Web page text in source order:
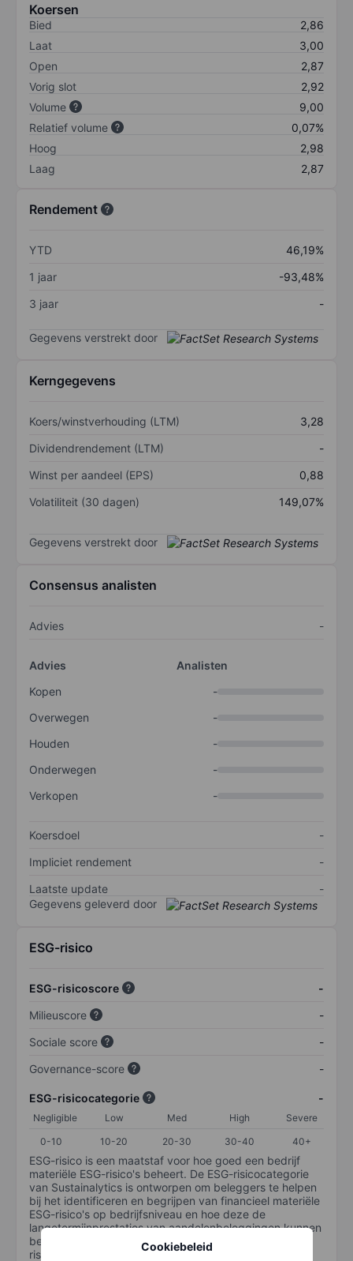
Cookiebeleid
Koersen
Bied
2,86
Laat
3,00
Open
2,87
Vorig slot
2,92
Volume
9,00
Relatief volume
0,07%
Hoog
2,98
Laag
2,87
Rendement
YTD
46,19%
1 jaar
-93,48%
3 jaar
-
Gegevens verstrekt door
Kerngegevens
Koers/winstverhouding (LTM)
3,28
Dividendrendement (LTM)
-
Winst per aandeel (EPS)
0,88
Volatiliteit (30 dagen)
149,07%
Gegevens verstrekt door
Consensus analisten
Advies -
Advies
Analisten
Kopen
-
Overwegen
-
Houden
-
Onderwegen
-
Verkopen
-
Koersdoel
-
Impliciet rendement
-
Laatste update
-
Gegevens geleverd door
ESG-risico
ESG-risicoscore
-
Milieuscore
-
Sociale score
-
Governance-score
-
ESG-risicocategorie -
Negligible Low Med High
Severe
0-10
10-20 20-30 30-40 40+
ESG-risico is een maatstaf voor hoe goed een bedrijf
materiële ESG-risico's beheert. De ESG-risicocategorie
van Sustainalytics is ontworpen om beleggers te helpen
bij het identificeren en begrijpen van financieel materiële
ESG-risico's op bedrijfsniveau en hoe deze de
langetermijnprestaties van aandelenbeleggingen kunnen
beïnvloeden. De schaal loopt van 0-100. Hoe lager het
risico, hoe beter (0 staat voor geen risico en 100 voor